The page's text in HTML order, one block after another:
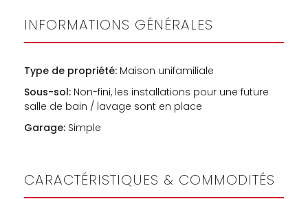
INFORMATIONS GÉNÉRALES
Type de propriété: Maison unifamiliale
Sous-sol: Non-fini, les installations pour une future
salle de bain / lavage sont en place
Garage: Simple
CARACTÉRISTIQUES & COMMODITÉS